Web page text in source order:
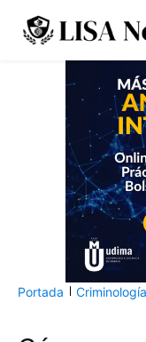
Portada Criminología